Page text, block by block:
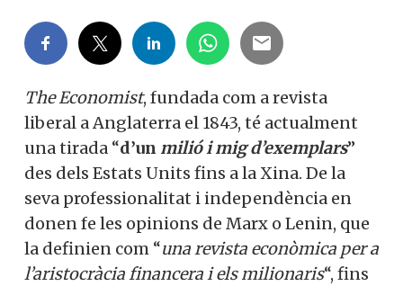
The Economist, fundada com a revista
liberal a Anglaterra el 1843, té actualment
una tirada “d’un milió i mig d’exemplars”
des dels Estats Units fins a la Xina. De la
seva professionalitat i independència en
donen fe les opinions de Marx o Lenin, que
la definien com “una revista econòmica per a
l’aristocràcia financera i els milionaris“, fins